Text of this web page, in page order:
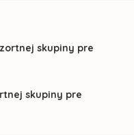
skupiny pre
skupiny pre